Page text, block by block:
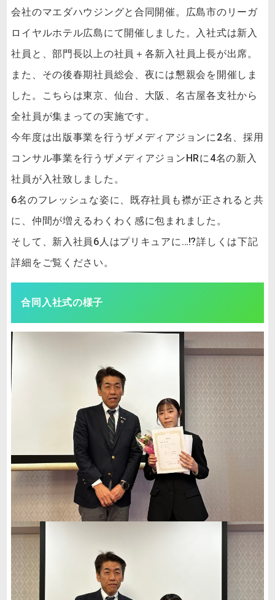
会社のマエダハウジングと合同開催。広島市のリーガ
ロイヤルホテル広島にて開催しました。入社式は新入
社員と、部門長以上の社員＋各新入社員上長が出席。
また、その後春期社員総会、夜には懇親会を開催しま
した。こちらは東京、仙台、大阪、名古屋各支社から
全社員が集まっての実施です。
今年度は出版事業を行うザメディアジョンに2名、採用
コンサル事業を行うザメディアジョンHRに4名の新入
社員が入社致しました。
6名のフレッシュな姿に、既存社員も襟が正されると共
に、仲間が増えるわくわく感に包まれました。
そして、新入社員6人はプリキュアに…⁉詳しくは下記
詳細をご覧ください。
合同入社式の様子